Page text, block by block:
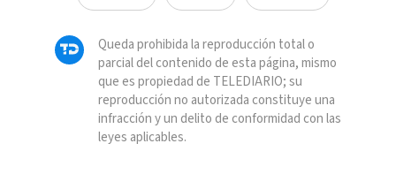
Queda prohibida la reproducción total o
parcial del contenido de esta página, mismo
que es propiedad de TELEDIARIO; su
reproducción no autorizada constituye una
infracción y un delito de conformidad con las
leyes aplicables.